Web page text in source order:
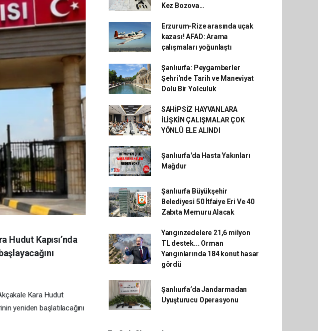
Hudut Kapısı’nda
Kara Hudut
yeniden başlatılacağını
Kez Bozova…
Erzurum-Rize arasında uçak
kazası! AFAD: Arama
çalışmaları yoğunlaştı
Şanlıurfa: Peygamberler
Şehri'nde Tarih ve Maneviyat
Dolu Bir Yolculuk
SAHİPSİZ HAYVANLARA
İLİŞKİN ÇALIŞMALAR ÇOK
YÖNLÜ ELE ALINDI
Şanlıurfa'da Hasta Yakınları
Mağdur
Şanlıurfa Büyükşehir
Belediyesi 50 İtfaiye Eri Ve 40
Zabıta Memuru Alacak
Yangınzedelere 21,6 milyon
TL destek... Orman
Yangınlarında 184 konut hasar
gördü
Şanlıurfa’da Jandarmadan
Uyuşturucu Operasyonu